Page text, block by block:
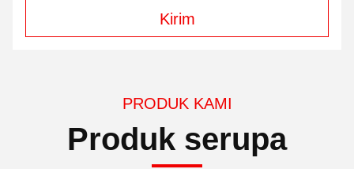
Kirim
PRODUK KAMI
Produk serupa